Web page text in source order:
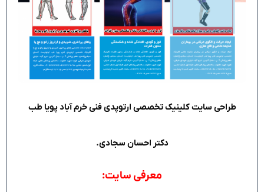
طراحی سایت کلینیک تخصصی ارتوپدی فنی خرم آباد پویا طب
دکتر احسان سجادی.
معرفی سایت: